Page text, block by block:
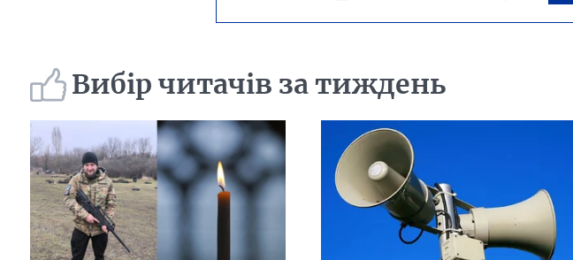
Вибір читачів за тиждень